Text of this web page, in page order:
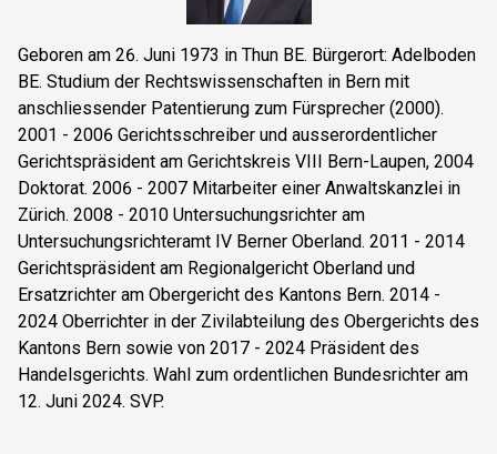
Geboren am 26. Juni 1973 in Thun BE. Bürgerort: Adelboden
BE. Studium der Rechtswissenschaften in Bern mit
anschliessender Patentierung zum Fürsprecher (2000).
2001 - 2006 Gerichtsschreiber und ausserordentlicher
Gerichtspräsident am Gerichtskreis VIII Bern-Laupen, 2004
Doktorat. 2006 - 2007 Mitarbeiter einer Anwaltskanzlei in
Zürich. 2008 - 2010 Untersuchungsrichter am
Untersuchungsrichteramt IV Berner Oberland. 2011 - 2014
Gerichtspräsident am Regionalgericht Oberland und
Ersatzrichter am Obergericht des Kantons Bern. 2014 -
2024 Oberrichter in der Zivilabteilung des Obergerichts des
Kantons Bern sowie von 2017 - 2024 Präsident des
Handelsgerichts. Wahl zum ordentlichen Bundesrichter am
12. Juni 2024. SVP.